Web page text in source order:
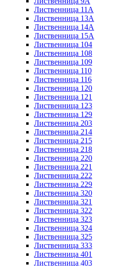
Лиственница 11А
Лиственница 13А
Лиственница 14А
Лиственница 15А
Лиственница 104
Лиственница 108
Лиственница 109
Лиственница 110
Лиственница 116
Лиственница 120
Лиственница 121
Лиственница 123
Лиственница 129
Лиственница 203
Лиственница 214
Лиственница 215
Лиственница 218
Лиственница 220
Лиственница 221
Лиственница 222
Лиственница 229
Лиственница 320
Лиственница 321
Лиственница 322
Лиственница 323
Лиственница 324
Лиственница 325
Лиственница 333
Лиственница 401
Лиственница 403